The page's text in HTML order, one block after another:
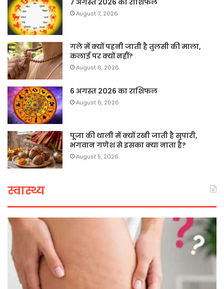
August 7, 2026
गले में क्यों पहनी जाती है तुलसी की माला,
कलाई पर क्यों नहीं?
August 6, 2026
6 अगस्त 2026 का राशिफल
August 6, 2026
पूजा की थाली में क्यों रखी जाती है सुपारी,
भगवान गणेश से इसका क्या नाता है?
August 5, 2026
स्वास्थ्य